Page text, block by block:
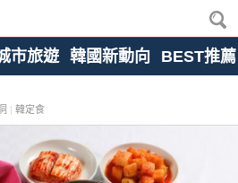
市旅遊 韓國新動向 BEST推薦
| 韓定食